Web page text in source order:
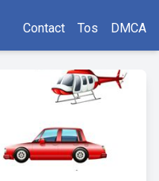
Contact Tos DMCA